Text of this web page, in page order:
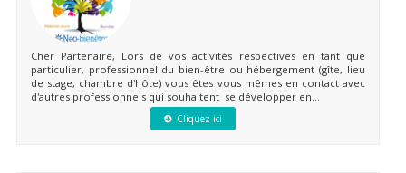
Cher Partenaire, Lors de vos activités respectives en tant que
particulier, professionnel du bien-être ou hébergement (gîte, lieu
de stage, chambre d'hôte) vous êtes vous mêmes en contact avec
d'autres professionnels qui souhaitent se développer en...
Cliquez ici